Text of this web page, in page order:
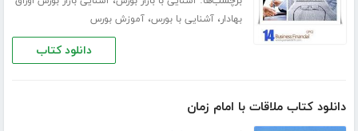
بهادار،آشنایی با بورس،آموزش بورس
دانلود کتاب
دانلود کتاب ملاقات با امام زمان